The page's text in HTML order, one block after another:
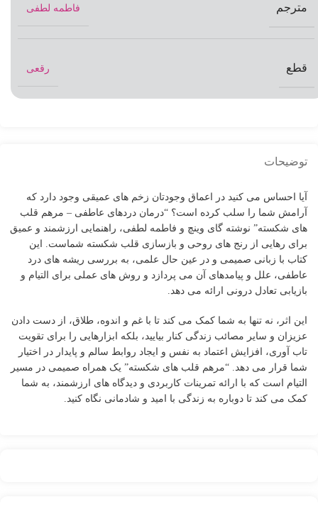
مترجم فاطمه لطفی
قطع رقعی
توضیحات
آیا احساس می کنید در اعماق وجودتان زخم های عمیقی وجود دارد که
آرامش شما را سلب کرده است؟ “درمان دردهای عاطفی – مرهم قلب
های شکسته” نوشته گای وینچ و فاطمه لطفی، راهنمایی ارزشمند و عمیق
برای رهایی از رنج های روحی و بازسازی قلب شکسته شماست. این
کتاب با زبانی صمیمی و در عین حال علمی، به بررسی ریشه های درد
عاطفی، علل و پیامدهای آن می پردازد و روش های عملی برای التیام و
بازیابی تعادل درونی ارائه می دهد.
این اثر، نه تنها به شما کمک می کند تا با غم و اندوه، طلاق، از دست دادن
عزیزان و سایر مصائب زندگی کنار بیایید، بلکه ابزارهایی را برای تقویت
تاب آوری، افزایش اعتماد به نفس و ایجاد روابط سالم و پایدار در اختیار
شما قرار می دهد. “مرهم قلب های شکسته” یک همراه صمیمی در مسیر
التیام است که با ارائه تمرینات کاربردی و دیدگاه های ارزشمند، به شما
کمک می کند تا دوباره به زندگی با امید و شادمانی نگاه کنید.